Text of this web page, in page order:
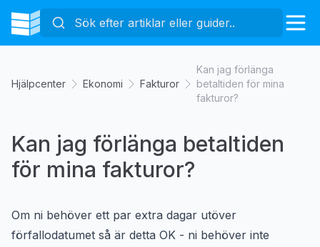
Hjälpcenter Ekonomi Fakturor
Kan jag förlänga
betaltiden för mina
fakturor?
Kan jag förlänga betaltiden
för mina fakturor?
Om ni behöver ett par extra dagar utöver
förfallodatumet så är detta OK - ni behöver inte